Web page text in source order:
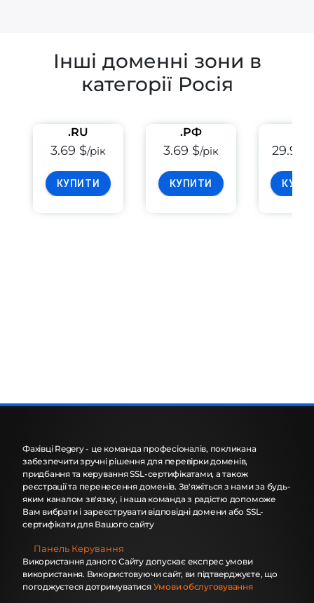
Інші доменні зони в
категорії Росія
.RU
3.69 $/рік
КУПИТИ
.РФ
3.69 $/рік
КУПИТИ
29.99
Фахівці Regery - це команда професіоналів, покликана
забезпечити зручні рішення для перевірки доменів,
придбання та керування SSL-сертифікатами, а також
реєстрації та перенесення доменів. Зв'яжіться з нами за будь-
яким каналом зв'язку, і наша команда з радістю допоможе
Вам вибрати і зареєструвати відповідні домени або SSL-
сертифікати для Вашого сайту
Панель Керування
Використання даного Сайту допускає експрес умови
використання. Використовуючи сайт, ви підтверджуєте, що
погоджуєтеся дотримуватися Умови обслуговування